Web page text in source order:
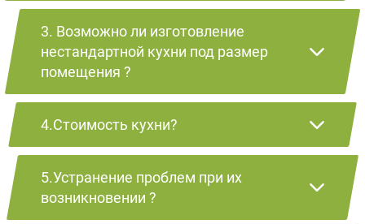
3. Возможно ли изготовление
нестандартной кухни под размер
помещения ?
4.Стоимость кухни?
5.Устранение проблем при их
возникновении ?